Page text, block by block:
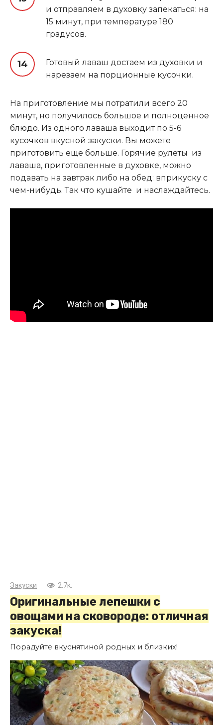
и отправляем в духовку запекаться: на
15 минут, при температуре 180
градусов.
Готовый лаваш достаем из духовки и
нарезаем на порционные кусочки.
На приготовление мы потратили всего 20
минут, но получилось большое и полноценное
блюдо. Из одного лаваша выходит по 5-6
кусочков вкусной закуски. Вы можете
приготовить еще больше. Горячие рулеты из
лаваша, приготовленные в духовке, можно
подавать на завтрак либо на обед: вприкуску с
чем-нибудь. Так что кушайте и наслаждайтесь.
Закуски 2.7к.
Оригинальные лепешки с
овощами на сковороде: отличная
закуска!
Порадуйте вкуснятиной родных и близких!